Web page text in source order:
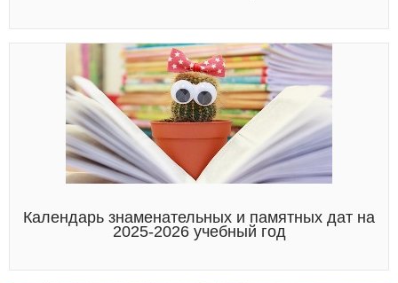
Календарь знаменательных и памятных дат на
2025-2026 учебный год